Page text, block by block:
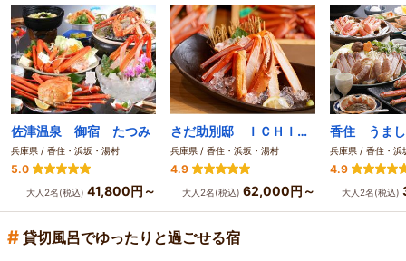
佐津温泉 御宿 たつみ
兵庫県 / 香住・浜坂・湯村
5.0
大人2名(税込) 41,800円～
さだ助別邸 ＩＣＨＩＪＯ
兵庫県 / 香住・浜坂・湯村
4.9
大人2名(税込) 62,000円～
兵庫県 / 香住・浜
4.9
大人2名(税込)
# 貸切風呂でゆったりと過ごせる宿